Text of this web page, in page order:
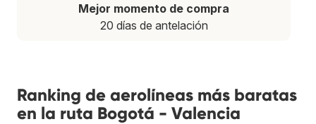
Mejor momento de compra
20 días de antelación
Ranking de aerolíneas más baratas
en la ruta Bogotá - Valencia